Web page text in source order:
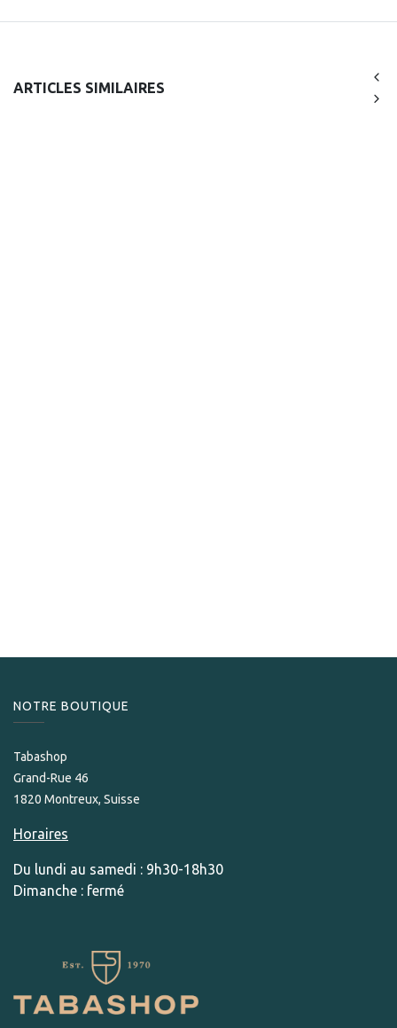
ARTICLES SIMILAIRES
NOTRE BOUTIQUE
Tabashop
Grand-Rue 46
1820 Montreux, Suisse
Horaires
Du lundi au samedi : 9h30-18h30
Dimanche : fermé